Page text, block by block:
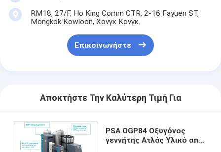
RM18, 27/F, Ho King Comm CTR, 2-16 Fayuen ST,
Mongkok Kowloon, Χονγκ Κονγκ.
Επικοινωνήστε
Αποκτήστε Την Καλύτερη Τιμή Για
PSA OGP84 Οξυγόνος
γεννήτης Ατλάς Υλικό από